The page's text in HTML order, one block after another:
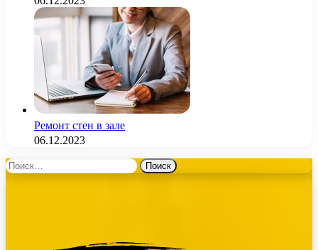
Ремонт стен в зале
06.12.2023
Найти: